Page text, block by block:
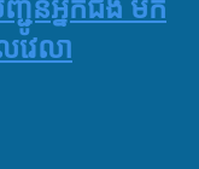
វេលា